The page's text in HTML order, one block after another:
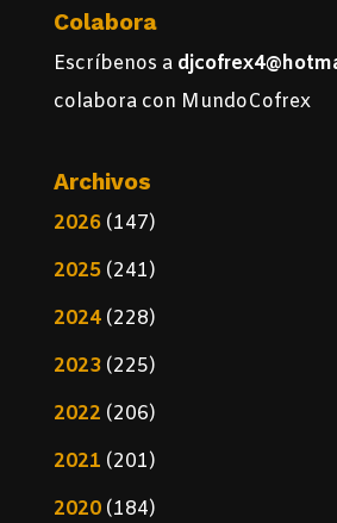
Colabora
Escríbenos a
colabora con MundoCofrex
Archivos
2026(147)
2025(241)
2024(228)
2023(225)
2022 (206)
2021 (201)
2020(184)